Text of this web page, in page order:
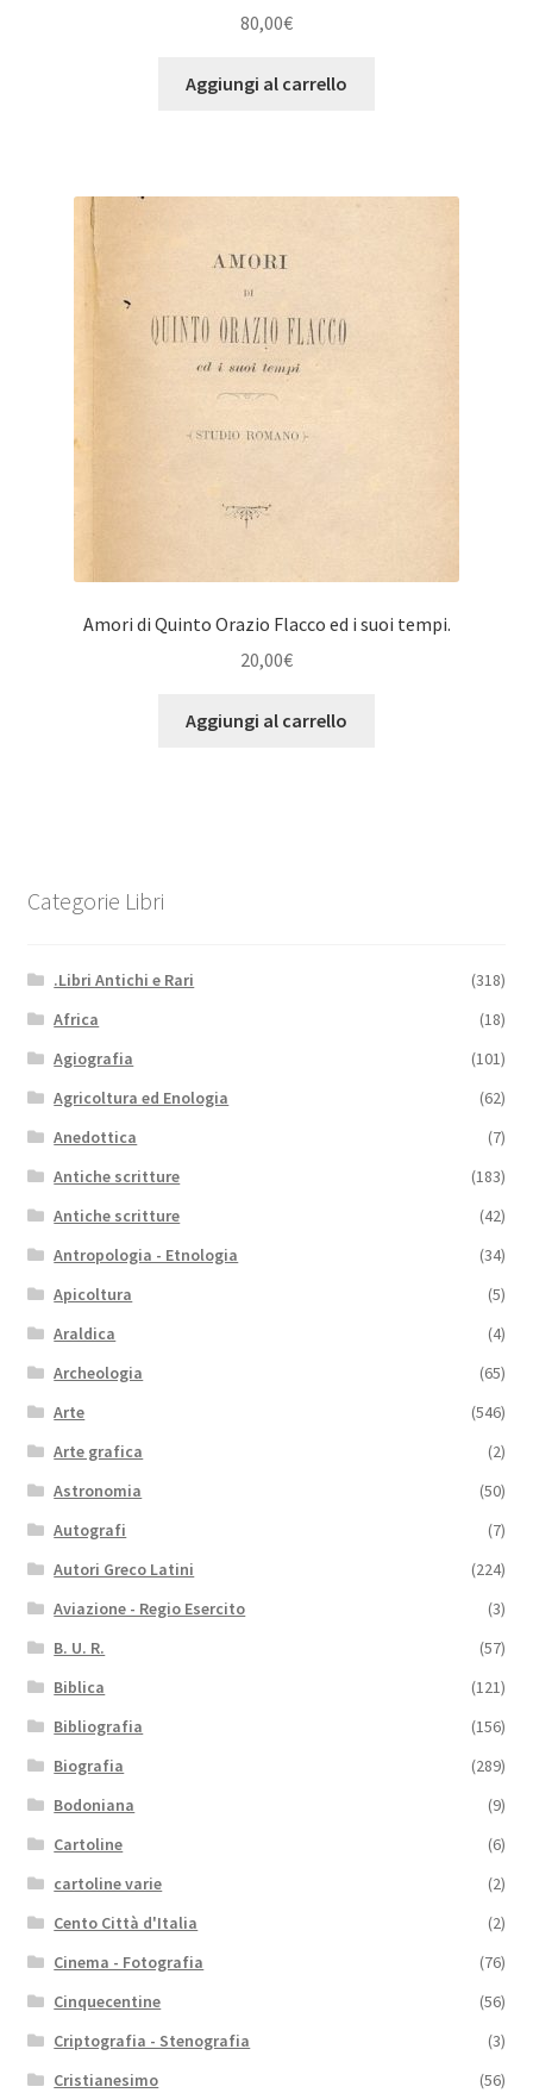
80,00€
Aggiungi al carrello
Amori di Quinto Orazio Flacco ed i suoi tempi.
20,00€
Aggiungi al carrello
Categorie Libri
.Libri Antichi e Rari
(318)
Africa
(18)
Agiografia
(101)
Agricoltura ed Enologia
(62)
Anedottica
(7)
Antiche scritture
(183)
Antiche scritture
(42)
Antropologia - Etnologia
(34)
Apicoltura
(5)
Araldica
(4)
Archeologia
(65)
Arte
(546)
Arte grafica
(2)
Astronomia
(50)
Autografi
(7)
Autori Greco Latini
(224)
Aviazione - Regio Esercito
(3)
B. U. R.
(57)
Biblica
(121)
Bibliografia
(156)
Biografia
(289)
Bodoniana
(9)
Cartoline
(6)
cartoline varie
(2)
Cento Città d'Italia
(2)
Cinema - Fotografia
(76)
Cinquecentine
(56)
Criptografia - Stenografia
(3)
Cristianesimo
(56)